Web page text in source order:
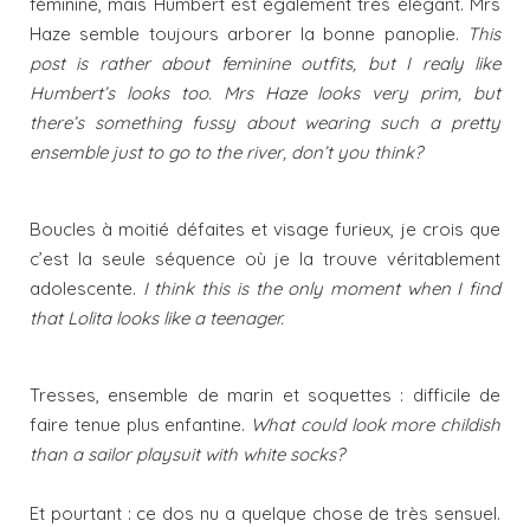
Haze semble toujours arborer la bonne panoplie. This
post is rather about feminine outfits, but I realy like
Humbert’s looks too. Mrs Haze looks very prim, but
there’s something fussy about wearing such a pretty
ensemble just to go to the river, don’t you think?
Boucles à moitié défaites et visage furieux, je crois que
c’est la seule séquence où je la trouve véritablement
adolescente. I think this is the only moment when I find
that Lolita looks like a teenager.
Tresses, ensemble de marin et soquettes : difficile de
faire tenue plus enfantine. What could look more childish
than a sailor playsuit with white socks?
Et pourtant : ce dos nu a quelque chose de très sensuel.